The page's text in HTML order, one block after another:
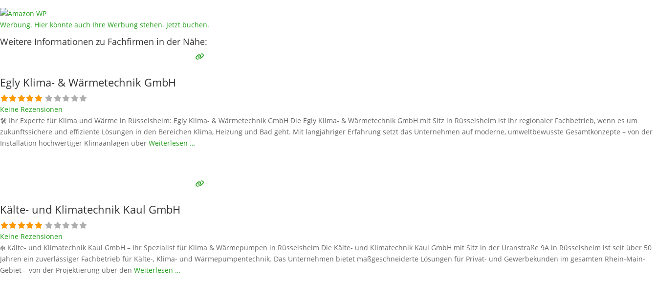
Werbung. Hier könnte auch Ihre Werbung stehen. Jetzt buchen.
Weitere Informationen zu Fachfirmen in der Nähe:
Egly Klima- & Wärmetechnik GmbH
Keine Rezensionen
🛠️ Ihr Experte für Klima und Wärme in Rüsselsheim: Egly Klima- & Wärmetechnik GmbH Die Egly Klima- & Wärmetechnik GmbH mit Sitz in Rüsselsheim ist Ihr regionaler Fachbetrieb, wenn es um
zukunftssichere und effiziente Lösungen in den Bereichen Klima, Heizung und Bad geht. Mit langjähriger Erfahrung setzt das Unternehmen auf moderne, umweltbewusste Gesamtkonzepte – von der
Installation hochwertiger Klimaanlagen über Weiterlesen …
Kälte- und Klimatechnik Kaul GmbH
Keine Rezensionen
❄️ Kälte- und Klimatechnik Kaul GmbH – Ihr Spezialist für Klima & Wärmepumpen in Rüsselsheim Die Kälte- und Klimatechnik Kaul GmbH mit Sitz in der Uranstraße 9A in Rüsselsheim ist seit über 50
Jahren ein zuverlässiger Fachbetrieb für Kälte-, Klima- und Wärmepumpentechnik. Das Unternehmen bietet maßgeschneiderte Lösungen für Privat- und Gewerbekunden im gesamten Rhein-Main-
Gebiet – von der Projektierung über den Weiterlesen …